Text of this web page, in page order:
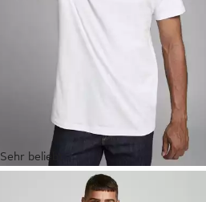
Sehr beliebt
JACK & JONESRundhalsshirt